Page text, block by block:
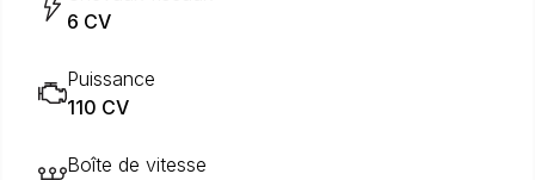
6 CV
Puissance
110 CV
Boîte de vitesse